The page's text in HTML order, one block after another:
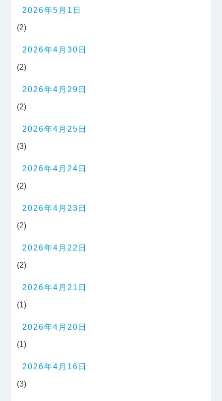
2026年5月1日
(2)
2026年4月30日
(2)
2026年4月29日
(2)
2026年4月25日
(3)
2026年4月24日
(2)
2026年4月23日
(2)
2026年4月22日
(2)
2026年4月21日
(1)
2026年4月20日
(1)
2026年4月16日
(3)